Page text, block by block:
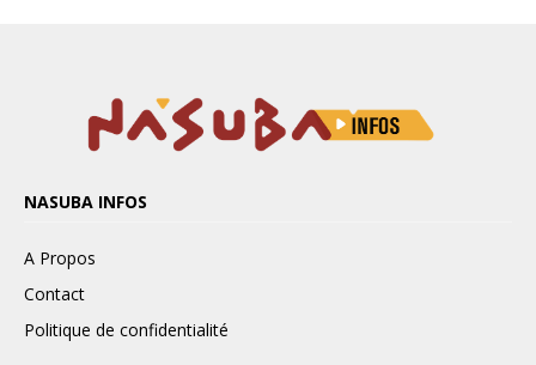
NASUBA INFOS
A Propos
Contact
Politique de confidentialité